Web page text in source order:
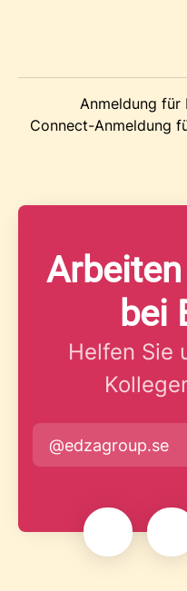
Anmeldung für
Connect-Anmeldung
bei
Helfen Sie
@edzagroup.se